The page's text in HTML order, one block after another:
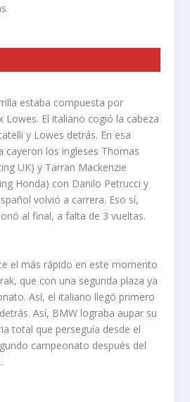
estaba compuesta por
Lowes. El italiano cogió la cabeza
y Lowes detrás. En esa
cayeron los ingleses Thomas
UK) y Tarran Mackenzie
Honda) con Danilo Petrucci y
volvió a carrera. Eso sí,
al final, a falta de 3 vueltas.
el más rápido en este momento
que con una segunda plaza ya
Así, el italiano llegó primero
Así, BMW lograba aupar su
total que perseguía desde el
campeonato después del